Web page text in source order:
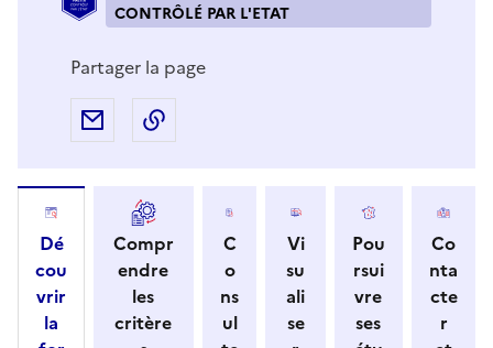
CONTRÔLÉ PAR L'ETAT
Partager la page
Partager par e-mail
Dé
cou
vrir
la
Compr
endre
les
critère
C
o
ns
ul
Vi
su
ali
se
Pou
rsui
vre
ses
Co
nta
cte
r